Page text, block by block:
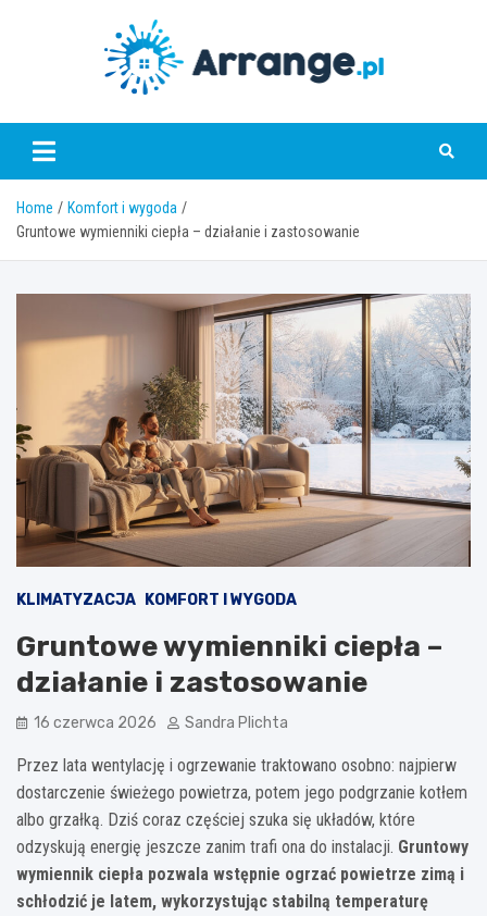
www.arrange.pl
Home
Komfort i wygoda
Gruntowe wymienniki ciepła – działanie i zastosowanie
KLIMATYZACJA KOMFORT I WYGODA
Gruntowe wymienniki ciepła –
działanie i zastosowanie
16 czerwca 2026 Sandra Plichta
Przez lata wentylację i ogrzewanie traktowano osobno: najpierw
dostarczenie świeżego powietrza, potem jego podgrzanie kotłem
albo grzałką. Dziś coraz częściej szuka się układów, które
odzyskują energię jeszcze zanim trafi ona do instalacji. Gruntowy
wymiennik ciepła pozwala wstępnie ogrzać powietrze zimą i
schłodzić je latem, wykorzystując stabilną temperaturę